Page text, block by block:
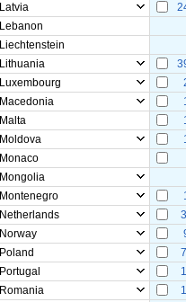
Latvia
Lebanon
Liechtenstein
Lithuania
Luxembourg
Macedonia
Malta
Moldova
Monaco
Mongolia
Montenegro
Netherlands
Norway
Poland
Portugal
Romania